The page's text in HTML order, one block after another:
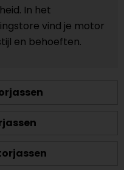
In het
vind je motor
en behoeften.